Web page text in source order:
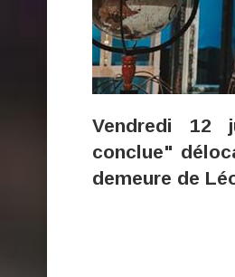
Vendredi 12
conclue"
demeure de